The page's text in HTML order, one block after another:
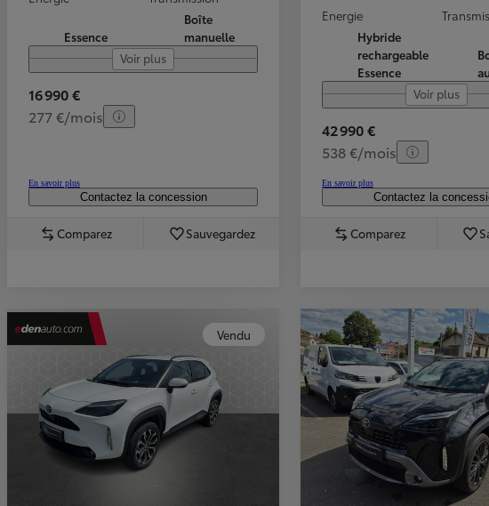
Essence
Boîte
manuelle
Voir plus
16 990 €
277 €/mois
En savoir plus
Contactez la concession
Comparez Sauvegardez
Energie
Hybride
rechargeable
Essence
Voir plus
42 990 €
538 €/mois
En savoir plus
Contactez la
Comparez
Vendu